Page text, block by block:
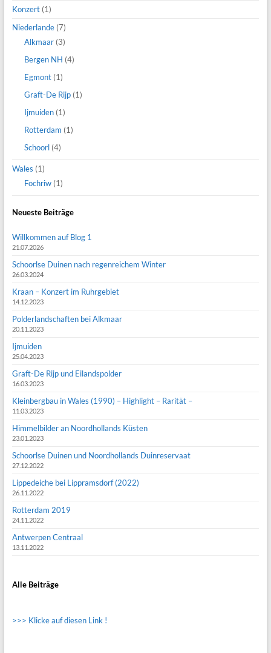
Konzert(1)
Niederlande(7)
Alkmaar(3)
Bergen NH (4)
Egmont(1)
Graft-De Rijp(1)
Ijmuiden(1)
Rotterdam (1)
Schoorl(4)
Wales (1)
Fochriw(1)
Neueste Beiträge
Willkommen auf Blog 1
21.07.2026
Schoorlse Duinen nach regenreichem Winter
26.03.2024
Kraan – Konzert im Ruhrgebiet
14.12.2023
Polderlandschaften bei Alkmaar
20.11.2023
Ijmuiden
25.04.2023
Graft-De Rijp und Eilandspolder
16.03.2023
Kleinbergbau in Wales (1990) – Highlight – Rarität –
11.03.2023
Himmelbilder an Noordhollands Küsten
23.01.2023
Schoorlse Duinen und Noordhollands Duinreservaat
27.12.2022
Lippedeiche bei Lippramsdorf (2022)
26.11.2022
Rotterdam 2019
24.11.2022
Antwerpen Centraal
13.11.2022
Alle Beiträge
>>> Klicke auf diesen Link !